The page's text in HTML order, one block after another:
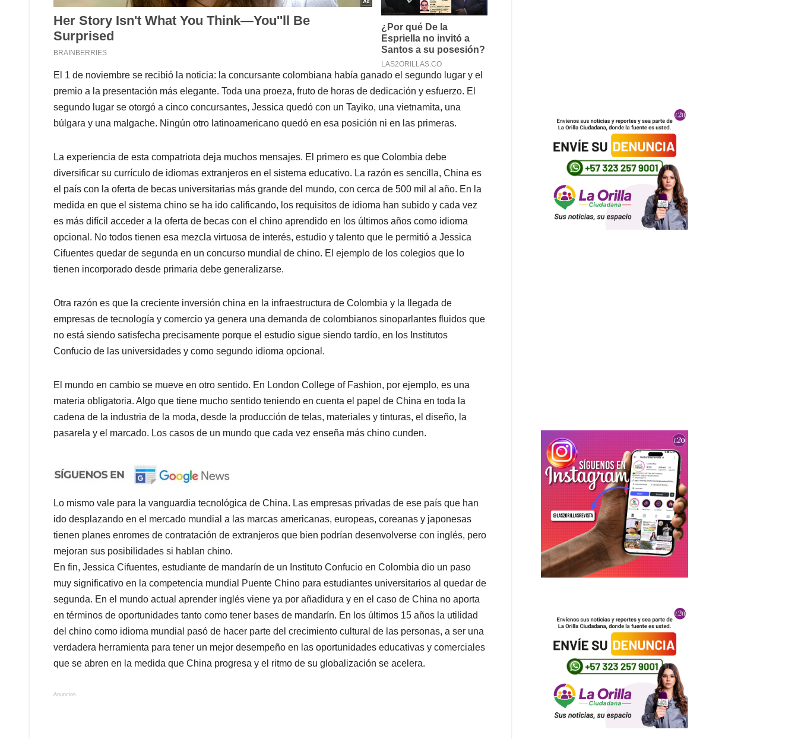
El 1 de noviembre se recibió la noticia: la concursante colombiana había ganado el segundo lugar y el
premio a la presentación más elegante. Toda una proeza, fruto de horas de dedicación y esfuerzo. El
segundo lugar se otorgó a cinco concursantes, Jessica quedó con un Tayiko, una vietnamita, una
búlgara y una malgache. Ningún otro latinoamericano quedó en esa posición ni en las primeras.
La experiencia de esta compatriota deja muchos mensajes. El primero es que Colombia debe
diversificar su currículo de idiomas extranjeros en el sistema educativo. La razón es sencilla, China es
el país con la oferta de becas universitarias más grande del mundo, con cerca de 500 mil al año. En la
medida en que el sistema chino se ha ido calificando, los requisitos de idioma han subido y cada vez
es más difícil acceder a la oferta de becas con el chino aprendido en los últimos años como idioma
opcional. No todos tienen esa mezcla virtuosa de interés, estudio y talento que le permitió a Jessica
Cifuentes quedar de segunda en un concurso mundial de chino. El ejemplo de los colegios que lo
tienen incorporado desde primaria debe generalizarse.
Otra razón es que la creciente inversión china en la infraestructura de Colombia y la llegada de
empresas de tecnología y comercio ya genera una demanda de colombianos sinoparlantes fluidos que
no está siendo satisfecha precisamente porque el estudio sigue siendo tardío, en los Institutos
Confucio de las universidades y como segundo idioma opcional.
El mundo en cambio se mueve en otro sentido. En London College of Fashion, por ejemplo, es una
materia obligatoria. Algo que tiene mucho sentido teniendo en cuenta el papel de China en toda la
cadena de la industria de la moda, desde la producción de telas, materiales y tinturas, el diseño, la
pasarela y el marcado. Los casos de un mundo que cada vez enseña más chino cunden.
Lo mismo vale para la vanguardia tecnológica de China. Las empresas privadas de ese país que han
ido desplazando en el mercado mundial a las marcas americanas, europeas, coreanas y japonesas
tienen planes enromes de contratación de extranjeros que bien podrían desenvolverse con inglés, pero
mejoran sus posibilidades si hablan chino.
En fin, Jessica Cifuentes, estudiante de mandarín de un Instituto Confucio en Colombia dio un paso
muy significativo en la competencia mundial Puente Chino para estudiantes universitarios al quedar de
segunda. En el mundo actual aprender inglés viene ya por añadidura y en el caso de China no aporta
en términos de oportunidades tanto como tener bases de mandarín. En los últimos 15 años la utilidad
del chino como idioma mundial pasó de hacer parte del crecimiento cultural de las personas, a ser una
verdadera herramienta para tener un mejor desempeño en las oportunidades educativas y comerciales
que se abren en la medida que China progresa y el ritmo de su globalización se acelera.
Anuncios.